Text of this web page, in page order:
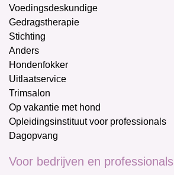
Voedingsdeskundige
Gedragstherapie
Stichting
Anders
Hondenfokker
Uitlaatservice
Trimsalon
Op vakantie met hond
Opleidingsinstituut voor professionals
Dagopvang
Voor bedrijven en professionals